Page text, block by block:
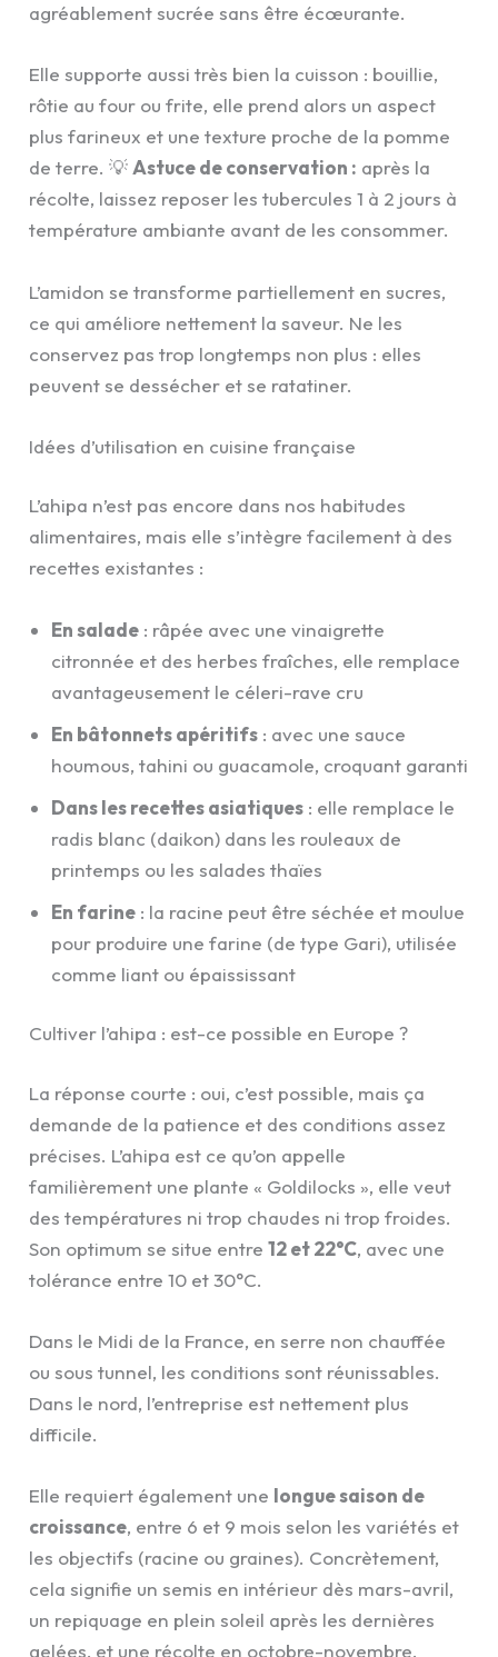
agréablement sucrée sans être écœurante.
Elle supporte aussi très bien la cuisson : bouillie,
rôtie au four ou frite, elle prend alors un aspect
plus farineux et une texture proche de la pomme
de terre. 💡Astuce de conservation : après la
récolte, laissez reposer les tubercules 1 à 2 jours à
température ambiante avant de les consommer.
L’amidon se transforme partiellement en sucres,
ce qui améliore nettement la saveur. Ne les
conservez pas trop longtemps non plus : elles
peuvent se dessécher et se ratatiner.
Idées d’utilisation en cuisine française
L’ahipa n’est pas encore dans nos habitudes
alimentaires, mais elle s’intègre facilement à des
recettes existantes :
En salade : râpée avec une vinaigrette
citronnée et des herbes fraîches, elle remplace
avantageusement le céleri-rave cru
En bâtonnets apéritifs : avec une sauce
houmous, tahini ou guacamole, croquant garanti
Dans les recettes asiatiques : elle remplace le
radis blanc (daikon) dans les rouleaux de
printemps ou les salades thaïes
En farine : la racine peut être séchée et moulue
pour produire une farine (de type Gari), utilisée
comme liant ou épaississant
Cultiver l’ahipa : est-ce possible en Europe ?
La réponse courte : oui, c’est possible, mais ça
demande de la patience et des conditions assez
précises. L’ahipa est ce qu’on appelle
familièrement une plante « Goldilocks », elle veut
des températures ni trop chaudes ni trop froides.
Son optimum se situe entre12 et 22°C, avec une
tolérance entre 10 et 30°C.
Dans le Midi de la France, en serre non chauffée
ou sous tunnel, les conditions sont réunissables.
Dans le nord, l’entreprise est nettement plus
difficile.
Elle requiert également une longue saison de
croissance, entre 6 et 9 mois selon les variétés et
les objectifs (racine ou graines). Concrètement,
cela signifie un semis en intérieur dès mars-avril,
un repiquage en plein soleil après les dernières
gelées, et une récolte en octobre-novembre.